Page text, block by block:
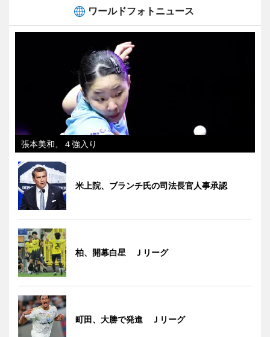
ワールドフォトニュース
張本美和、４強入り
米上院、ブランチ氏の司法長官人事承認
柏、開幕白星 Ｊリーグ
町田、大勝で発進 Ｊリーグ